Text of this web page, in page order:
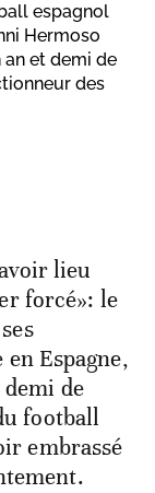
espagnol
Hermoso
an et demi de
des
lieu
forcé»: le
Espagne,
de
football
embrassé